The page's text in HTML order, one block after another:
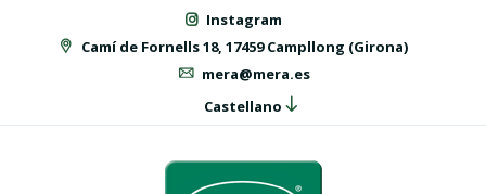
Instagram
Camí de Fornells 18, 17459 Campllong (Girona)
mera@mera.es
Castellano